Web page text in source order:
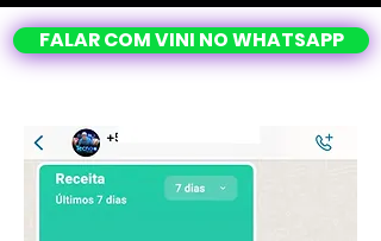
FALAR COM VINI NO WHATSAPP